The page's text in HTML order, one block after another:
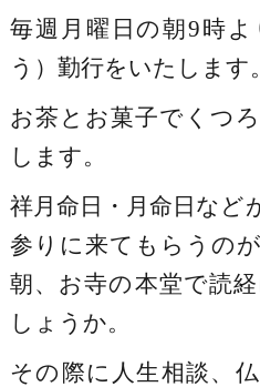
毎週月曜日の朝9時
う）勤行をいたします。
お茶とお菓子でくつ
します。
祥月命日・月命日など
参りに来てもらうの
朝、お寺の本堂で読
しょうか。
その際に人生相談、